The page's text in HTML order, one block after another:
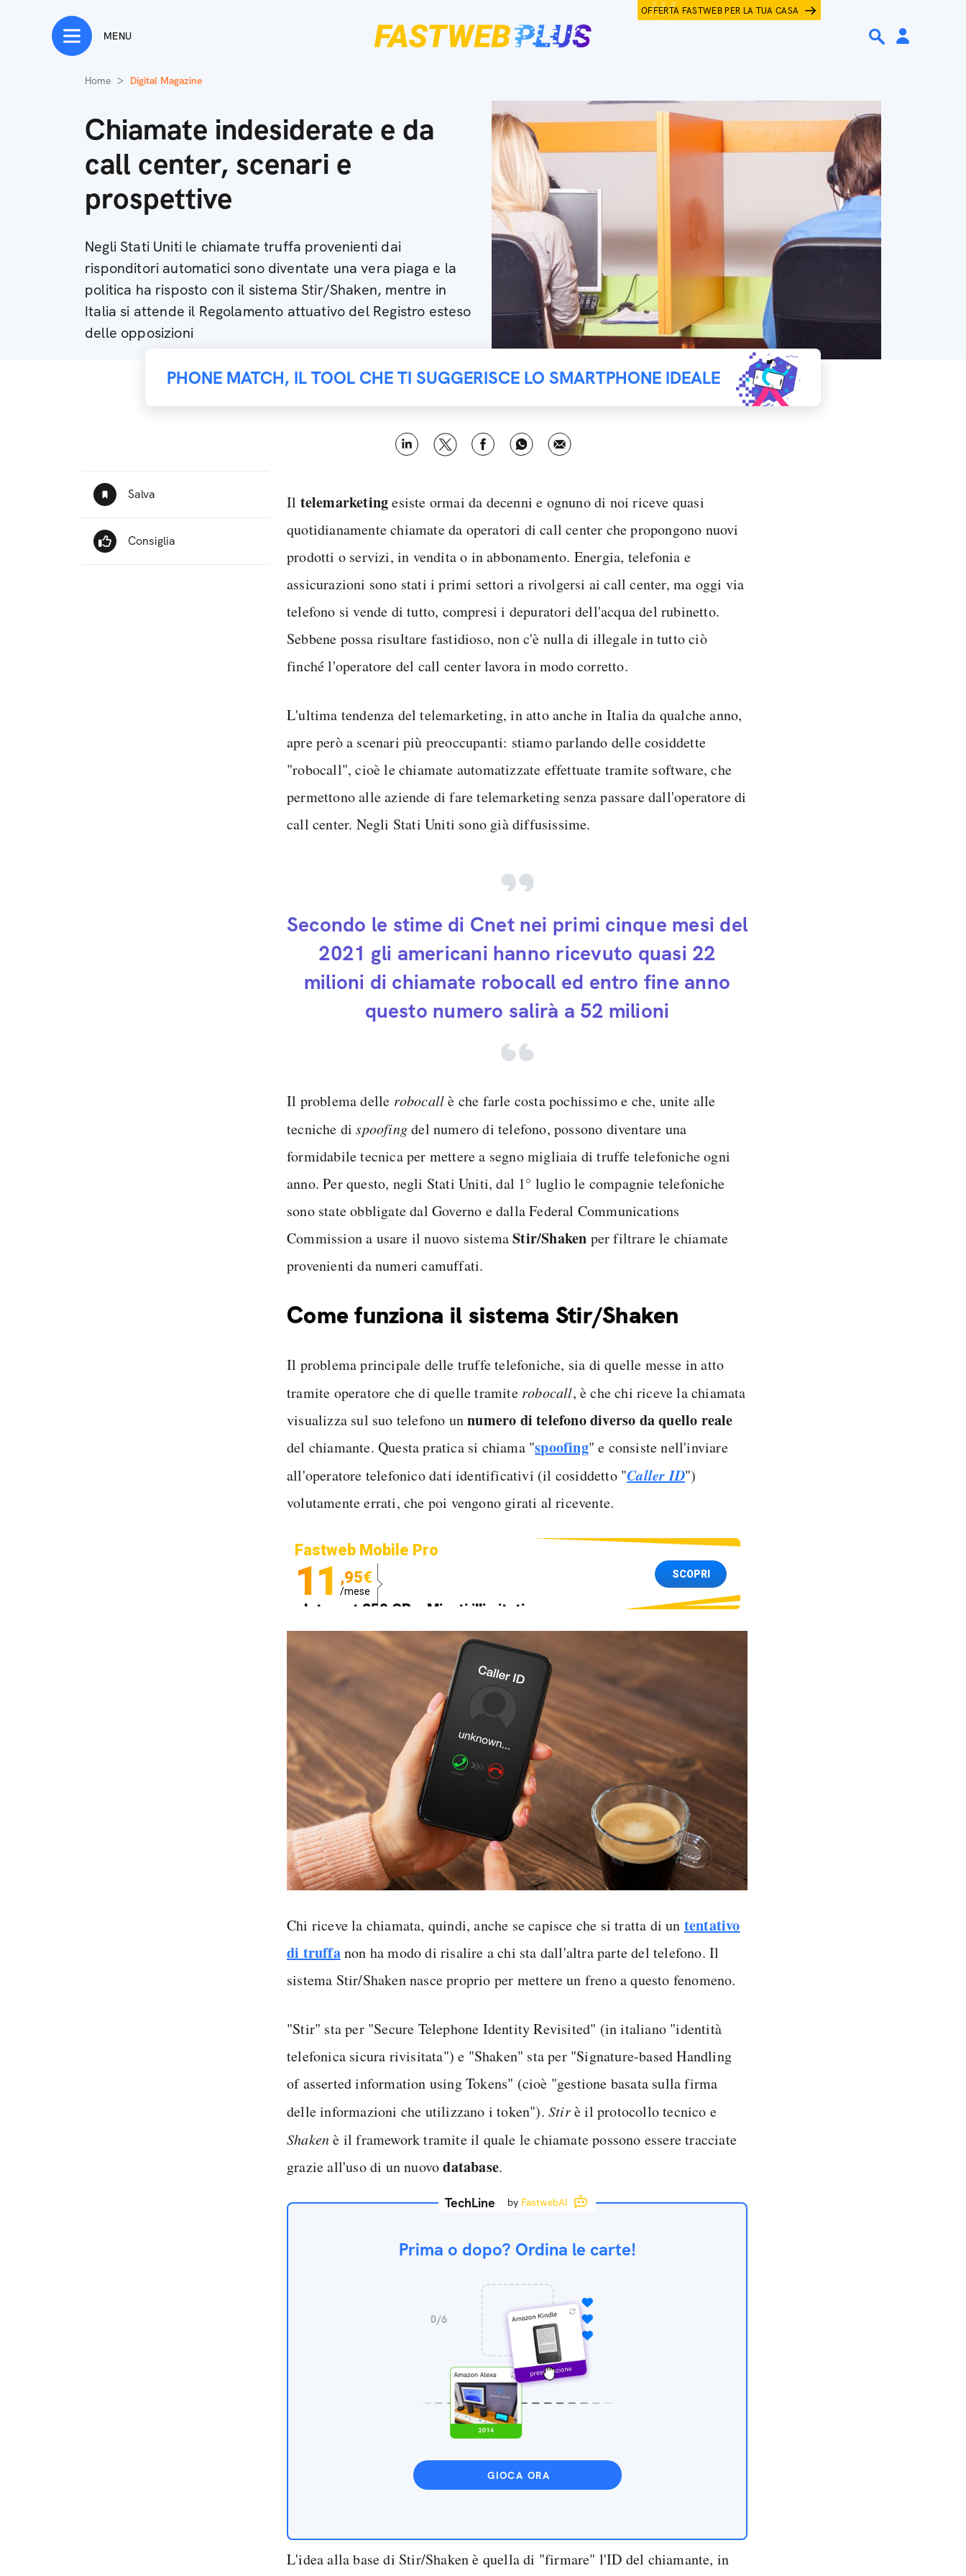
OFFERTA FASTWEB PER LA TUA CASA
MENU
Home Digital Magazine
Chiamate indesiderate e da
call center, scenari e
prospettive
Negli Stati Uniti le chiamate truffa provenienti dai
risponditori automatici sono diventate una vera piaga e la
politica ha risposto con il sistema Stir/Shaken, mentre in
Italia si attende il Regolamento attuativo del Registro esteso
delle opposizioni
PHONE MATCH, IL TOOL CHE TI SUGGERISCE LO SMARTPHONE IDEALE
Il telemarketingesiste ormai da decenni e ognuno di noi riceve quasi
quotidianamente chiamate da operatori di call center che propongono nuovi
prodotti o servizi, in vendita o in abbonamento. Energia, telefonia e
assicurazioni sono stati i primi settori a rivolgersi ai call center, ma oggi via
telefono si vende di tutto, compresi i depuratori dell'acqua del rubinetto.
Sebbene possa risultare fastidioso, non c'è nulla di illegale in tutto ciò
finché l'operatore del call center lavora in modo corretto.
L'ultima tendenza del telemarketing, in atto anche in Italia da qualche anno,
apre però a scenari più preoccupanti: stiamo parlando delle cosiddette
"robocall", cioè le chiamate automatizzate effettuate tramite software, che
permettono alle aziende di fare telemarketing senza passare dall'operatore di
call center. Negli Stati Uniti sono già diffusissime.
Secondo le stime di Cnet nei primi cinque mesi del
2021 gli americani hanno ricevuto quasi 22
milioni di chiamate robocall ed entro fine anno
questo numero salirà a 52 milioni
Il problema delle robocallè che farle costa pochissimo e che, unite alle
tecniche dispoofingdel numero di telefono, possono diventare una
formidabile tecnica per mettere a segno migliaia di truffe telefoniche ogni
anno. Per questo, negli Stati Uniti, dal 1° luglio le compagnie telefoniche
sono state obbligate dal Governo e dalla Federal Communications
Commission a usare il nuovo sistemaStir/Shaken per filtrare le chiamate
provenienti da numeri camuffati.
Come funziona il sistema Stir/Shaken
Il problema principale delle truffe telefoniche, sia di quelle messe in atto
tramite operatore che di quelle tramite robocall, è che chi riceve la chiamata
visualizza sul suo telefono unnumero di telefono diverso da quello reale
del chiamante. Questa pratica si chiama "spoofing" e consiste nell'inviare
all'operatore telefonico dati identificativi (il cosiddetto "Caller ID")
volutamente errati, che poi vengono girati al ricevente.
Fastweb Mobile Pro
11 ,95€
/mese
Internet 250 GB e Minuti illimitati
Spedizione SIM GRATIS
SCOPRI
Chi riceve la chiamata, quindi, anche se capisce che si tratta di un tentativo
di truffanon ha modo di risalire a chi sta dall'altra parte del telefono. Il
sistema Stir/Shaken nasce proprio per mettere un freno a questo fenomeno.
"Stir" sta per "Secure Telephone Identity Revisited" (in italiano "identità
telefonica sicura rivisitata") e "Shaken" sta per "Signature-based Handling
of asserted information using Tokens" (cioè "gestione basata sulla firma
delle informazioni che utilizzano i token").Stirè il protocollo tecnico e
Shakenè il framework tramite il quale le chiamate possono essere tracciate
grazie all'uso di un nuovodatabase.
TechLine by FastwebAI
Prima o dopo? Ordina le carte!
GIOCA ORA
L'idea alla base di Stir/Shaken è quella di "firmare" l'ID del chiamante, in